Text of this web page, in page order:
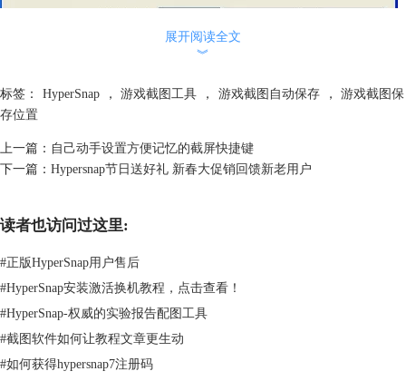
第五步：保存游戏截图。 图片截取好之后，点击游戏截图工具菜单栏最
为了游戏截图过程更加快捷方便，游戏截图工具HyperSnap支持
保存，且能够保存为多种格式。点击‘捕捉设置—>快速保存’按钮，选择
自动将每次捕捉的图像保存到文件，可选自动保存路径。免去了手动保存
展开阅读全文
︾
标签： HyperSnap ， 游戏截图工具 ， 游戏截图自动保存 ，
游戏截图保
存位置
上一篇： 自己动手设置方便记忆的截屏快捷键
下一篇： Hypersnap节日送好礼 新春大促销回馈新老用户
读者也访问过这里:
#正版HyperSnap用户售后
#HyperSnap安装激活换机教程，点击查看！
#HyperSnap-权威的实验报告配图工具
#截图软件如何让教程文章更生动
#如何获得hypersnap7注册码